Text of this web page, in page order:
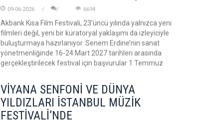
09-06-2026 6694
Akbank Kısa Film Festivali, 23’üncü yılında yalnızca yeni
filmleri değil, yeni bir küratoryal yaklaşımı da izleyiciyle
buluşturmaya hazırlanıyor. Senem Erdine’nin sanat
yönetmenliğinde 16-24 Mart 2027 tarihleri arasında
gerçekleştirilecek festival için başvurular 1 Temmuz
VİYANA SENFONİ VE DÜNYA
YILDIZLARI İSTANBUL MÜZİK
FESTİVALİ’NDE